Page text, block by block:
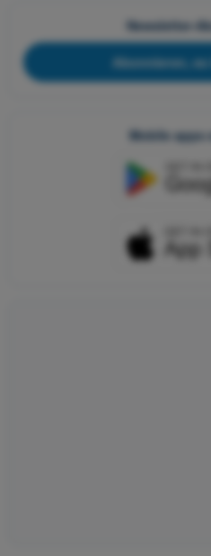
Newsletter-
Abonnieren,
Mobile apps